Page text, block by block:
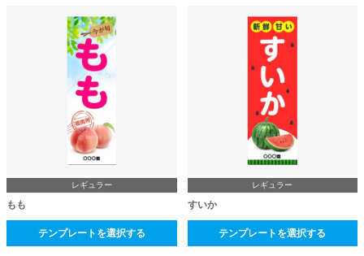
レギュラー
もも
テンプレートを選択する
レギュラー
すいか
テンプレートを選択する